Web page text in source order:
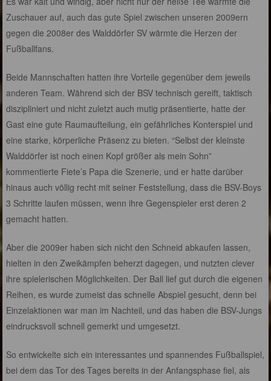
Zuschauer auf, auch das gute Spiel zwischen unseren 2009ern
gegen die 2008er des Walddörfer SV wärmte die Herzen der
Fußballfans.
Beide Mannschaften hatten ihre Vorteile gegenüber dem jeweils
anderen Team. Während sich der BSV technisch gereift, taktisch
diszipliniert und nicht zuletzt auch mutig präsentierte, hatte der
Gast eine gute Raumaufteilung, ein gefährliches Konterspiel und
eine starke, körperliche Präsenz zu bieten. “Selbst der kleinste
Walddörfer ist noch einen Kopf größer als mein Sohn”
kommentierte Fiete’s Papa die Szenerie, und er hatte darüber
hinaus auch völlig recht mit seiner Feststellung, dass die BSV-Boys
3 Schritte laufen müssen, wenn ihre Gegenspieler erst deren 2
gemacht hatten.
Aber die 2009er haben sich nicht den Schneid abkaufen lassen,
hielten in den Zweikämpfen beherzt dagegen, und nutzten clever
ihre spielerischen Möglichkeiten. Der Ball lief gut durch die eigenen
Reihen, es wurde zumeist das schnelle Abspiel gesucht, denn bei
Einzelaktionen war man im Nachteil, und das haben die BSV-Jungs
eindrucksvoll schnell gemerkt und umgesetzt.
So entwickelte sich ein interessantes und spannendes Fußballspiel,
bei dem das Tor des Tages bereits in der Anfangsphase fiel, als